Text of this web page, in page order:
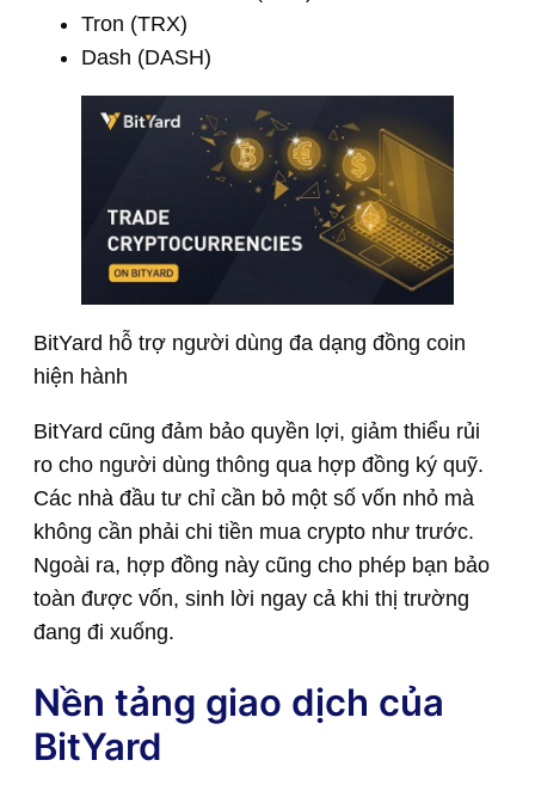
Tron (TRX)
Dash (DASH)
BitYard hỗ trợ người dùng đa dạng đồng coin
hiện hành
BitYard cũng đảm bảo quyền lợi, giảm thiểu rủi
ro cho người dùng thông qua hợp đồng ký quỹ.
Các nhà đầu tư chỉ cần bỏ một số vốn nhỏ mà
không cần phải chi tiền mua crypto như trước.
Ngoài ra, hợp đồng này cũng cho phép bạn bảo
toàn được vốn, sinh lời ngay cả khi thị trường
đang đi xuống.
Nền tảng giao dịch của
BitYard